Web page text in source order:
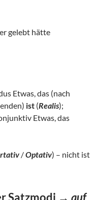
gelebt hätte
Etwas, das (nach
ist (Realis);
Etwas, das
/Optativ) – nicht ist
Satzmodi → auf